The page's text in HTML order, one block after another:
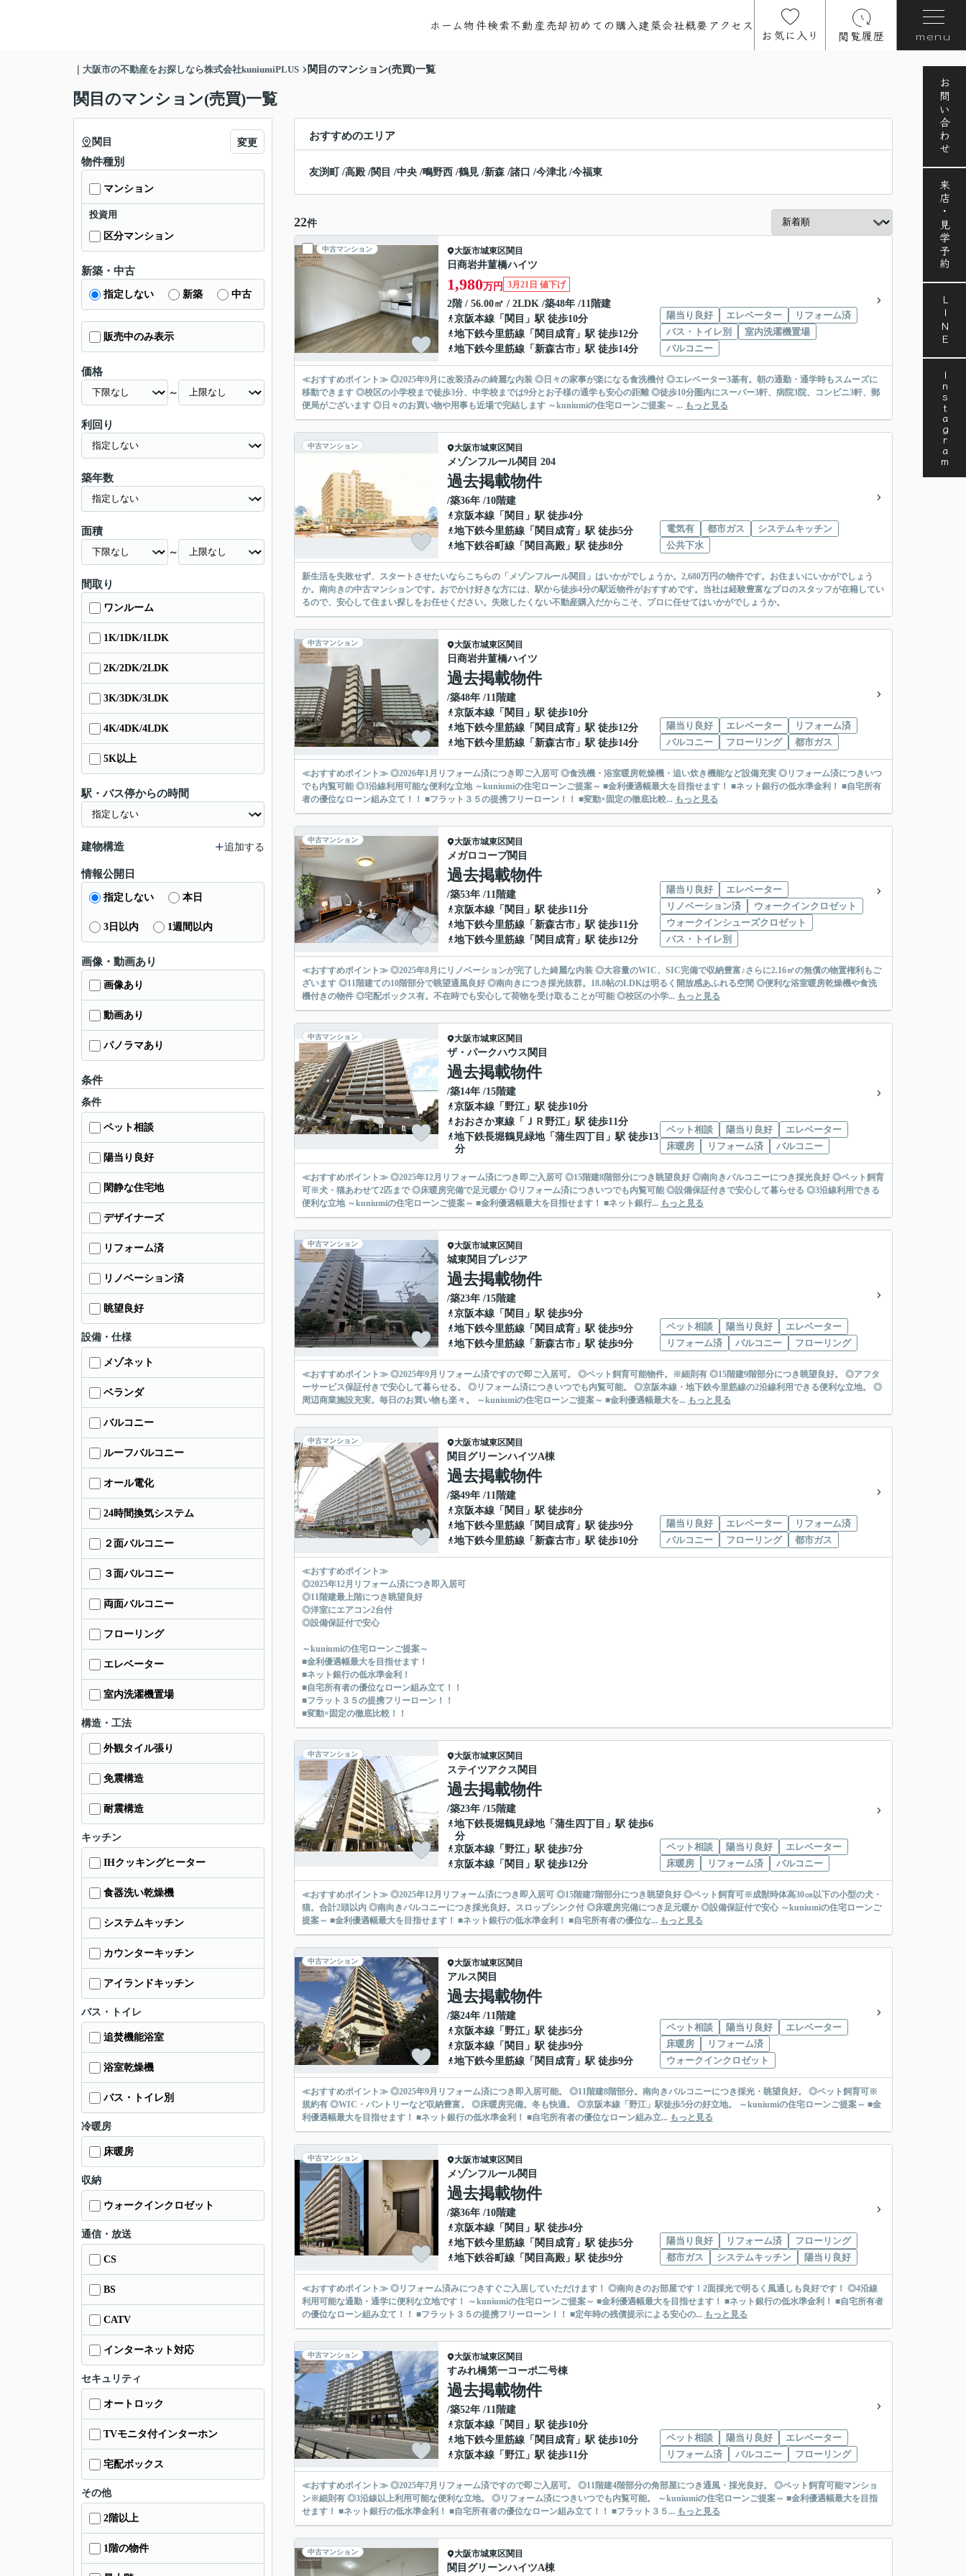
ホーム物件検索不動産売却初めての購入建築会社概要アクセス
お気に入り 閲覧履歴 menu
お問い合わせ
来店・見学予約
LINE
Instagram
｜大阪市の不動産をお探しなら株式会社kuniumiPLUS 関目のマンション(売買)一覧
関目のマンション(売買)一覧
おすすめのエリア
友渕町 /高殿 /関目 /中央 /鴫野西 /鶴見 /新森 /諸口 /今津北/今福東
22件
中古マンション 大阪市城東区関目
日商岩井菫橋ハイツ
1,980万円 3月21日 値下げ
2階 / 56.00㎡ / 2LDK /築48年 /11階建
京阪本線 「 関目 」駅 徒歩10分
地下鉄今里筋線 「 関目成育 」駅 徒歩12分
地下鉄今里筋線 「 新森古市 」駅 徒歩14分
陽当り良好 エレベーター
リフォーム済
バス・トイレ別
室内洗濯機置場
バルコニー
≪おすすめポイント≫ ◎2025年9月に改装済みの綺麗な内装 ◎日々の家事が楽になる食洗機付 ◎エレベーター3基有。朝の通勤・通学時もスムーズに
移動できます ◎校区の小学校まで徒歩3分、中学校までは9分とお子様の通学も安心の距離 ◎徒歩10分圏内にスーパー3軒、病院3院、コンビニ3軒、郵
便局がございます ◎日々のお買い物や用事も近場で完結します ～kuniumiの住宅ローンご提案～ ... もっと見る
中古マンション 大阪市城東区関目
メゾンフルール関目 204
過去掲載物件
/築36年 /10階建
京阪本線 「 関目 」駅 徒歩4分
地下鉄今里筋線 「 関目成育 」駅 徒歩5分
地下鉄谷町線 「 関目高殿 」駅 徒歩8分
電気有 都市ガス
システムキッチン
公共下水
新生活を失敗せず、スタートさせたいならこちらの「メゾンフルール関目」はいかがでしょうか。2,680万円の物件です。お住まいにいかがでしょう
か。南向きの中古マンションです。おでかけ好きな方には、駅から徒歩4分の駅近物件がおすすめです。当社は経験豊富なプロのスタッフが在籍してい
るので、安心して住まい探しをお任せください。失敗したくない不動産購入だからこそ、プロに任せてはいかがでしょうか。
中古マンション 大阪市城東区関目
日商岩井菫橋ハイツ
過去掲載物件
/築48年 /11階建
京阪本線 「 関目 」駅 徒歩10分
地下鉄今里筋線 「 関目成育 」駅 徒歩12分
地下鉄今里筋線 「 新森古市 」駅 徒歩14分
陽当り良好 エレベーター
リフォーム済
バルコニー
フローリング 都市ガス
≪おすすめポイント≫ ◎2026年1月リフォーム済につき即ご入居可 ◎食洗機・浴室暖房乾燥機・追い炊き機能など設備充実 ◎リフォーム済につきいつ
でも内覧可能 ◎3沿線利用可能な便利な立地 ～kuniumiの住宅ローンご提案～ ■金利優遇幅最大を目指せます！ ■ネット銀行の低水準金利！ ■自宅所有
者の優位なローン組み立て！！ ■フラット３５の提携フリーローン！！ ■変動×固定の徹底比較... もっと見る
中古マンション 大阪市城東区関目
メガロコープ関目
過去掲載物件
/築53年 /11階建
京阪本線 「 関目 」駅 徒歩11分
地下鉄今里筋線 「 新森古市 」駅 徒歩11分
地下鉄今里筋線 「 関目成育 」駅 徒歩12分
陽当り良好
エレベーター
リノベーション済
ウォークインクロゼット
ウォークインシューズクロゼット
バス・トイレ別
≪おすすめポイント≫ ◎2025年8月にリノベーションが完了した綺麗な内装 ◎大容量のWIC、SIC完備で収納豊富♪さらに2.16㎡の無償の物置権利もご
ざいます ◎11階建ての10階部分で眺望通風良好 ◎南向きにつき採光抜群。18.8帖のLDKは明るく開放感あふれる空間 ◎便利な浴室暖房乾燥機や食洗
機付きの物件 ◎宅配ボックス有。不在時でも安心して荷物を受け取ることが可能 ◎校区の小学... もっと見る
中古マンション 大阪市城東区関目
ザ・パークハウス関目
過去掲載物件
/築14年 /15階建
京阪本線 「 野江」駅 徒歩10分
おおさか東線 「 ＪＲ野江」駅 徒歩11分
地下鉄長堀鶴見緑地「 蒲生四丁目 」駅 徒歩13
分
ペット相談 陽当り良好
エレベーター
床暖房
リフォーム済 バルコニー
≪おすすめポイント≫ ◎2025年12月リフォーム済につき即ご入居可 ◎15階建8階部分につき眺望良好 ◎南向きバルコニーにつき採光良好 ◎ペット飼育
可※犬・猫あわせて2匹まで ◎床暖房完備で足元暖か ◎リフォーム済につきいつでも内覧可能 ◎設備保証付きで安心して暮らせる ◎3沿線利用できる
便利な立地 ～kuniumiの住宅ローンご提案～ ■金利優遇幅最大を目指せます！ ■ネット銀行... もっと見る
中古マンション 大阪市城東区関目
城東関目プレジア
過去掲載物件
/築23年 /15階建
京阪本線 「 関目 」駅 徒歩9分
地下鉄今里筋線 「 関目成育 」駅 徒歩9分
地下鉄今里筋線 「 新森古市 」駅 徒歩9分
ペット相談 陽当り良好
エレベーター
リフォーム済
バルコニー フローリング
≪おすすめポイント≫ ◎2025年9月リフォーム済ですので即ご入居可。 ◎ペット飼育可能物件。※細則有 ◎15階建9階部分につき眺望良好。 ◎アフタ
ーサービス保証付きで安心して暮らせる。 ◎リフォーム済につきいつでも内覧可能。 ◎京阪本線・地下鉄今里筋線の2沿線利用できる便利な立地。 ◎
周辺商業施設充実。毎日のお買い物も楽々。 ～kuniumiの住宅ローンご提案～ ■金利優遇幅最大を... もっと見る
中古マンション 大阪市城東区関目
関目グリーンハイツA棟
過去掲載物件
/築49年 /11階建
京阪本線 「 関目 」駅 徒歩8分
地下鉄今里筋線 「 関目成育 」駅 徒歩9分
地下鉄今里筋線 「 新森古市 」駅 徒歩10分
陽当り良好 エレベーター
リフォーム済
バルコニー
フローリング 都市ガス
≪おすすめポイント≫
◎2025年12月リフォーム済につき即入居可
◎11階建最上階につき眺望良好
◎洋室にエアコン2台付
◎設備保証付で安心
～kuniumiの住宅ローンご提案～
■金利優遇幅最大を目指せます！
■ネット銀行の低水準金利！
■自宅所有者の優位なローン組み立て！！
■フラット３５の提携フリーローン！！
■変動×固定の徹底比較！！
中古マンション 大阪市城東区関目
ステイツアクス関目
過去掲載物件
/築23年 /15階建
地下鉄長堀鶴見緑地「 蒲生四丁目 」駅 徒歩6
分
京阪本線 「 野江」駅 徒歩7分
京阪本線 「 関目 」駅 徒歩12分
ペット相談 陽当り良好
エレベーター
床暖房
リフォーム済 バルコニー
≪おすすめポイント≫ ◎2025年12月リフォーム済につき即入居可 ◎15階建7階部分につき眺望良好 ◎ペット飼育可※成獣時体高30㎝以下の小型の犬・
猫。合計2頭以内 ◎南向きバルコニーにつき採光良好。スロップシンク付 ◎床暖房完備につき足元暖か ◎設備保証付で安心 ～kuniumiの住宅ローンご
提案～ ■金利優遇幅最大を目指せます！ ■ネット銀行の低水準金利！ ■自宅所有者の優位な... もっと見る
中古マンション 大阪市城東区関目
アルス関目
過去掲載物件
/築24年 /11階建
京阪本線 「 野江」駅 徒歩5分
京阪本線 「 関目 」駅 徒歩9分
地下鉄今里筋線 「 関目成育 」駅 徒歩9分
ペット相談 陽当り良好
エレベーター
床暖房
リフォーム済
ウォークインクロゼット
≪おすすめポイント≫ ◎2025年9月リフォーム済につき即入居可能。 ◎11階建8階部分。南向きバルコニーにつき採光・眺望良好。 ◎ペット飼育可※
規約有 ◎WIC・パントリーなど収納豊富。 ◎床暖房完備。冬も快適。 ◎京阪本線「野江」駅徒歩5分の好立地。 ～kuniumiの住宅ローンご提案～ ■金
利優遇幅最大を目指せます！ ■ネット銀行の低水準金利！ ■自宅所有者の優位なローン組み立... もっと見る
中古マンション 大阪市城東区関目
メゾンフルール関目
過去掲載物件
/築36年 /10階建
京阪本線 「 関目 」駅 徒歩4分
地下鉄今里筋線 「 関目成育 」駅 徒歩5分
地下鉄谷町線 「 関目高殿 」駅 徒歩9分
陽当り良好 リフォーム済
フローリング
都市ガス
システムキッチン 陽当り良好
≪おすすめポイント≫ ◎リフォーム済みにつきすぐご入居していただけます！ ◎南向きのお部屋です！2面採光で明るく風通しも良好です！ ◎4沿線
利用可能な通勤・通学に便利な立地です！ ～kuniumiの住宅ローンご提案～ ■金利優遇幅最大を目指せます！ ■ネット銀行の低水準金利！ ■自宅所有者
の優位なローン組み立て！！ ■フラット３５の提携フリーローン！！ ■定年時の残債提示による安心の... もっと見る
中古マンション 大阪市城東区関目
すみれ橋第一コーポ二号棟
過去掲載物件
/築52年 /11階建
京阪本線 「 関目 」駅 徒歩10分
地下鉄今里筋線 「 関目成育 」駅 徒歩10分
京阪本線 「 野江」駅 徒歩11分
ペット相談 陽当り良好
エレベーター
リフォーム済
バルコニー フローリング
≪おすすめポイント≫ ◎2025年7月リフォーム済ですので即ご入居可。 ◎11階建4階部分の角部屋につき通風・採光良好。 ◎ペット飼育可能マンショ
ン※細則有 ◎3沿線以上利用可能な便利な立地。 ◎リフォーム済につきいつでも内覧可能。 ～kuniumiの住宅ローンご提案～ ■金利優遇幅最大を目指
せます！ ■ネット銀行の低水準金利！ ■自宅所有者の優位なローン組み立て！！ ■フラット３５... もっと見る
中古マンション 大阪市城東区関目
関目グリーンハイツA棟
関目 変更
物件種別
マンション
投資用
区分マンション
新築・中古
指定しない 新築 中古
販売中のみ表示
価格
～
利回り
築年数
面積
～
間取り
ワンルーム
1K/1DK/1LDK
2K/2DK/2LDK
3K/3DK/3LDK
4K/4DK/4LDK
5K以上
駅・バス停からの時間
建物構造 追加する
情報公開日
指定しない 本日
3日以内 1週間以内
画像・動画あり
画像あり
動画あり
パノラマあり
条件
条件
ペット相談
陽当り良好
閑静な住宅地
デザイナーズ
リフォーム済
リノベーション済
眺望良好
設備・仕様
メゾネット
ベランダ
バルコニー
ルーフバルコニー
オール電化
24時間換気システム
２面バルコニー
３面バルコニー
両面バルコニー
フローリング
エレベーター
室内洗濯機置場
構造・工法
外観タイル張り
免震構造
耐震構造
キッチン
IHクッキングヒーター
食器洗い乾燥機
システムキッチン
カウンターキッチン
アイランドキッチン
バス・トイレ
追焚機能浴室
浴室乾燥機
バス・トイレ別
冷暖房
床暖房
収納
ウォークインクロゼット
通信・放送
CS
BS
CATV
インターネット対応
セキュリティ
オートロック
TVモニタ付インターホン
宅配ボックス
その他
2階以上
1階の物件